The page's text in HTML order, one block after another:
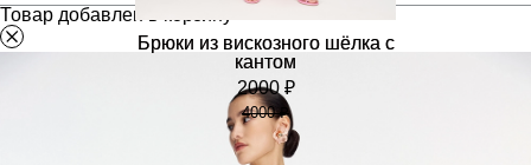
Брюки из вискозного шёлка с
кантом
2000 ₽
4000 ₽
Товар добавлен в корзину